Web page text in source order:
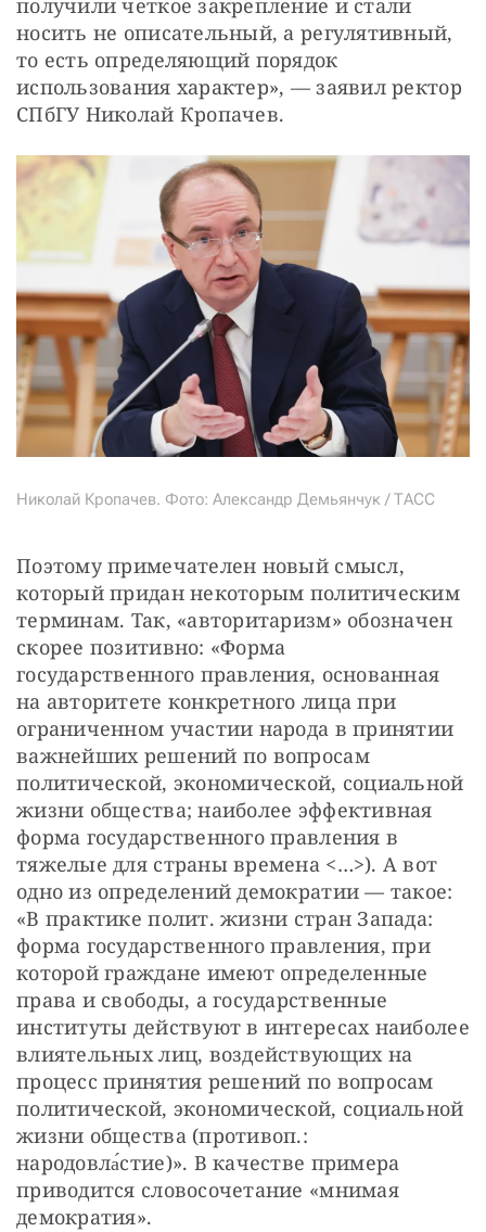
носить не описательный, а регулятивный,
то есть определяющий порядок
использования характер», — заявил ректор
СПбГУ Николай Кропачев.
Николай Кропачев. Фото: Александр Демьянчук / ТАСС
Поэтому примечателен новый смысл,
который придан некоторым политическим
терминам. Так, «авторитаризм» обозначен
скорее позитивно: «Форма
государственного правления, основанная
на авторитете конкретного лица при
ограниченном участии народа в принятии
важнейших решений по вопросам
политической, экономической, социальной
жизни общества; наиболее эффективная
форма государственного правления в
тяжелые для страны времена <…>). А вот
одно из определений демократии — такое:
«В практике полит. жизни стран Запада:
форма государственного правления, при
которой граждане имеют определенные
права и свободы, а государственные
институты действуют в интересах наиболее
влиятельных лиц, воздействующих на
процесс принятия решений по вопросам
политической, экономической, социальной
жизни общества (противоп.:
народовла́стие)». В качестве примера
приводится словосочетание «мнимая
демократия».